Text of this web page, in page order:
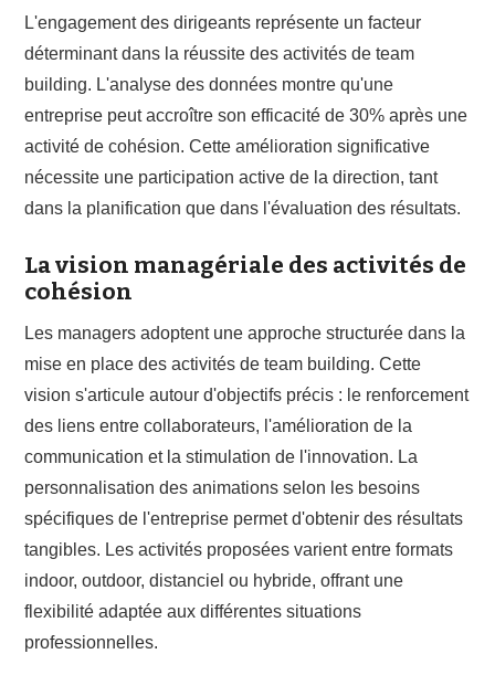
L'engagement des dirigeants représente un facteur
déterminant dans la réussite des activités de team
building. L'analyse des données montre qu'une
entreprise peut accroître son efficacité de 30% après une
activité de cohésion. Cette amélioration significative
nécessite une participation active de la direction, tant
dans la planification que dans l'évaluation des résultats.
La vision managériale des activités de
cohésion
Les managers adoptent une approche structurée dans la
mise en place des activités de team building. Cette
vision s'articule autour d'objectifs précis : le renforcement
des liens entre collaborateurs, l'amélioration de la
communication et la stimulation de l'innovation. La
personnalisation des animations selon les besoins
spécifiques de l'entreprise permet d'obtenir des résultats
tangibles. Les activités proposées varient entre formats
indoor, outdoor, distanciel ou hybride, offrant une
flexibilité adaptée aux différentes situations
professionnelles.